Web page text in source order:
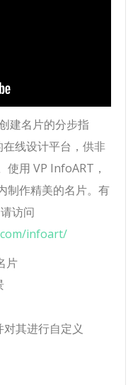
建名片的分步指
线设计平台，供非
使用 VP InfoART，
制作精美的名片。有
访问
infoart/
片
其进行自定义